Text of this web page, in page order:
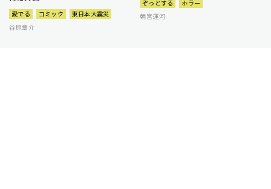
愛でる コミック
東日本大震災
谷原章介
ぞっとする
ホラー
朝宮運河